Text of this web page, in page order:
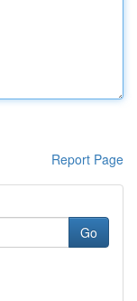
Report Page
Go